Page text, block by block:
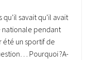
savait qu’il avait
nationale pendant
été un sportif de
Pourquoi ?A-